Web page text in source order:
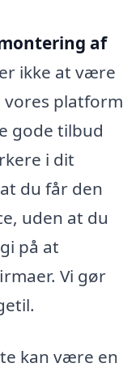
af
ikke at være
platform
gode tilbud
i dit
du får den
uden at du
på at
Vi gør
kan være en